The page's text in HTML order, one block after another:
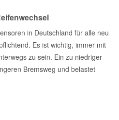
in Deutschland für alle neu
Es ist wichtig, immer mit
zu sein. Ein zu niedriger
Bremsweg und belastet